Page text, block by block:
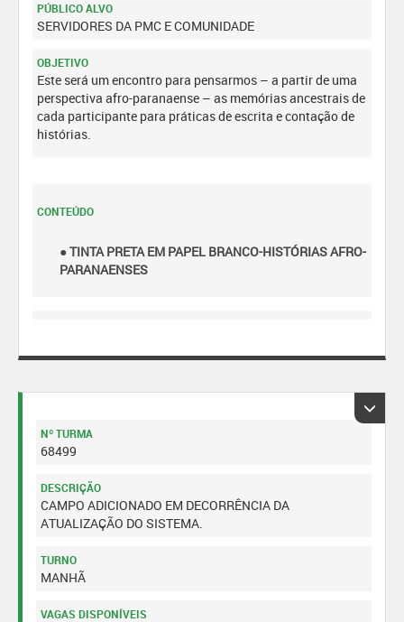
PÚBLICO ALVO
SERVIDORES DA PMC E COMUNIDADE
OBJETIVO
Este será um encontro para pensarmos – a partir de uma
perspectiva afro-paranaense – as memórias ancestrais de
cada participante para práticas de escrita e contação de
histórias.
CONTEÚDO
● TINTA PRETA EM PAPEL BRANCO-HISTÓRIAS AFRO-
PARANAENSES
Nº TURMA
68499
DESCRIÇÃO
CAMPO ADICIONADO EM DECORRÊNCIA DA
ATUALIZAÇÃO DO SISTEMA.
TURNO
MANHÃ
VAGAS DISPONÍVEIS